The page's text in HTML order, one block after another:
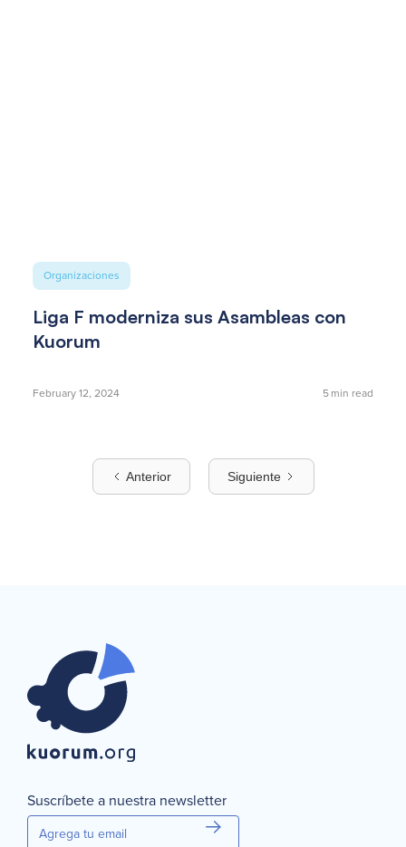
Organizaciones
Liga F moderniza sus Asambleas con
Kuorum
February 12, 2024 5min read
Anterior Siguiente
Suscríbete a nuestra newsletter